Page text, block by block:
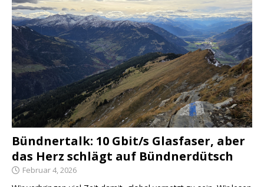
Bündnertalk: 10 Gbit/s Glasfaser, aber
das Herz schlägt auf Bündnerdütsch
Februar 4, 2026